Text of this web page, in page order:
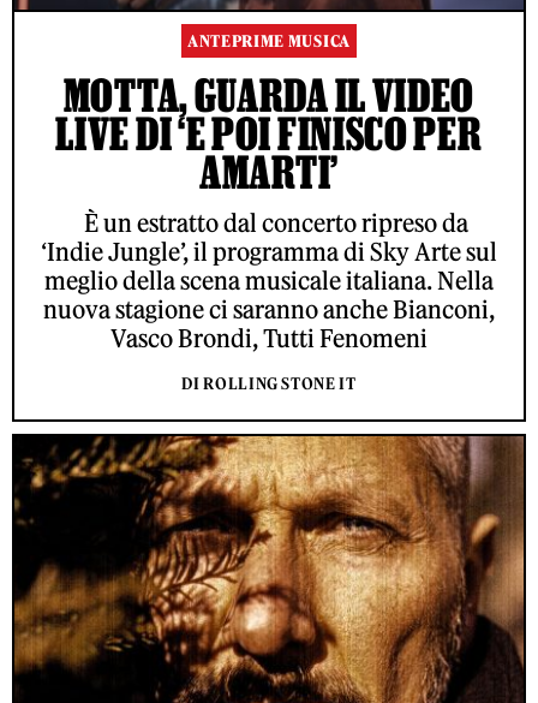
ANTEPRIME MUSICA
MOTTA, GUARDA IL VIDEO
LIVE DI ‘E POI FINISCO PER
AMARTI’
È un estratto dal concerto ripreso da
‘Indie Jungle’, il programma di Sky Arte sul
meglio della scena musicale italiana. Nella
nuova stagione ci saranno anche Bianconi,
Vasco Brondi, Tutti Fenomeni
DI ROLLING STONE IT